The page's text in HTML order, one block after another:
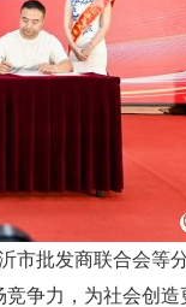
批发商联合会等
争力，为社会创造